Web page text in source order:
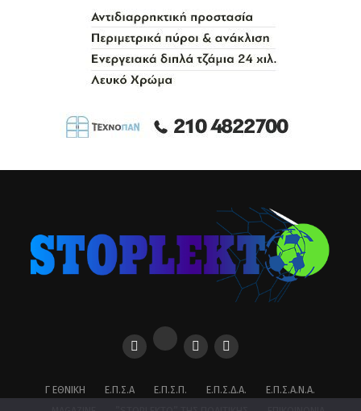
Γ ΕΘΝΙΚΉ Ε.Π.Σ.Α Ε.Π.Σ.Π. Ε.Π.Σ.Δ.Α.
Ε.Π.Σ.Α.Ν.Α.